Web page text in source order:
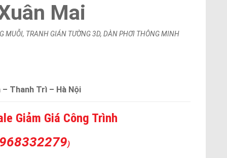
Mai
MUỖI, TRANH GIÁN TƯỜNG 3D, DÀN PHƠI THÔNG MINH
Thanh Trì – Hà Nội
Giảm Giá Công Trình
)